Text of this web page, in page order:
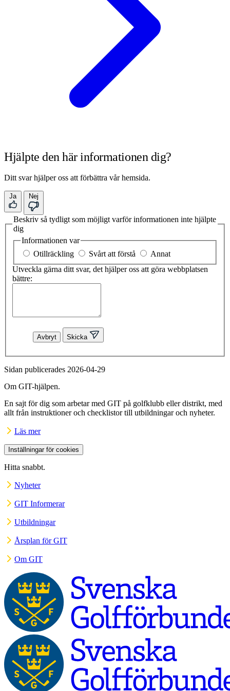
Hjälpte den här informationen dig?
Ditt svar hjälper oss att förbättra vår hemsida.
Ja Nej
Beskriv så tydligt som möjligt varför informationen inte hjälpte
dig
Informationen var
Otillräckling
Svårt att förstå
Annat
Utveckla gärna ditt svar, det hjälper oss att göra webbplatsen
bättre:
Avbryt Skicka
Sidan publicerades 2026-04-29
Om GIT-hjälpen.
En sajt för dig som arbetar med GIT på golfklubb eller distrikt, med
allt från instruktioner och checklistor till utbildningar och nyheter.
Läs mer
Inställningar för cookies
Hitta snabbt.
Nyheter
GIT Informerar
Utbildningar
Årsplan för GIT
Om GIT